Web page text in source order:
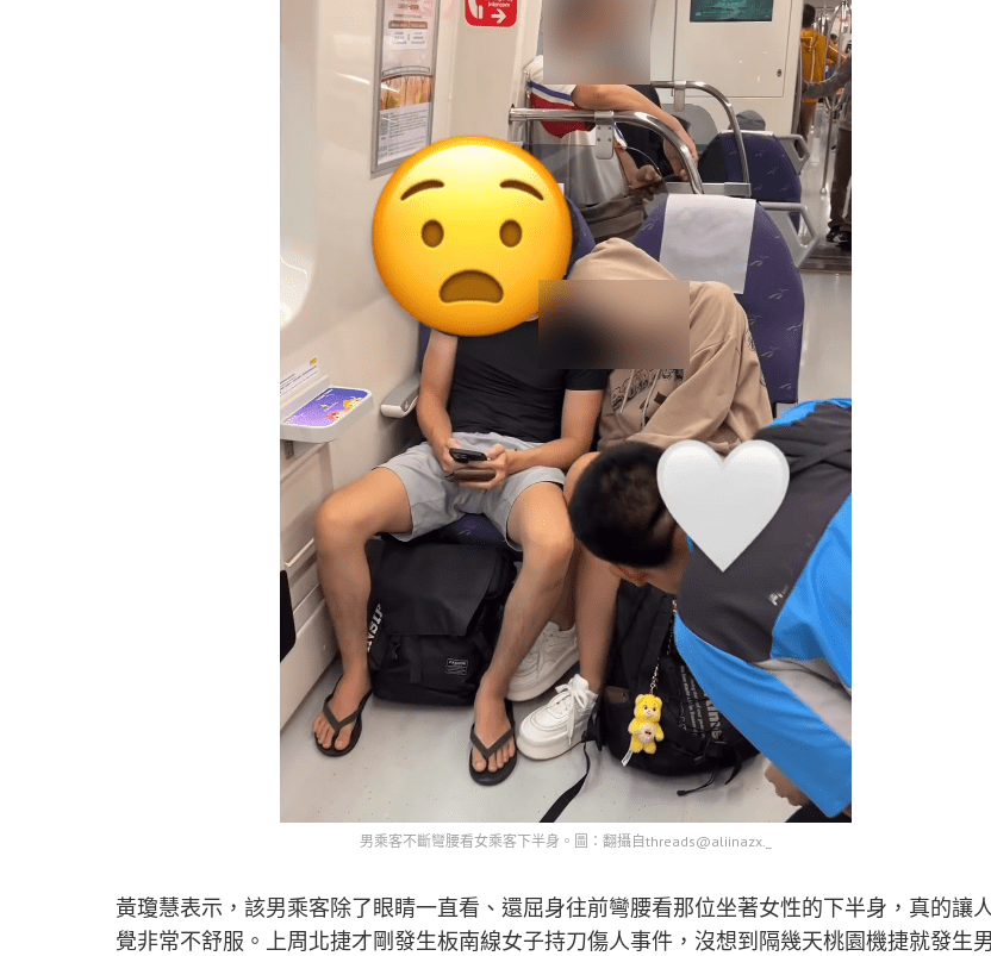
男乘客不斷彎腰看女乘客下半身。圖：翻攝自threads@aliinazx._
黃瓊慧表示，該男乘客除了眼睛一直看、還屈身往前彎腰看那位坐著女性的下半身，真的讓
覺非常不舒服。上周北捷才剛發生板南線女子持刀傷人事件，沒想到隔幾天桃園機捷就發生